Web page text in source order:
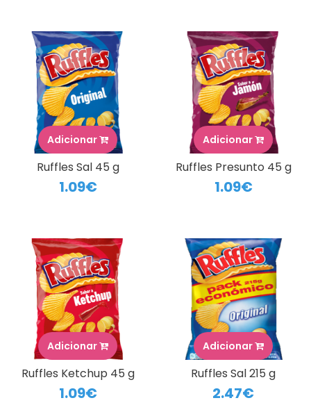
Adicionar
Ruffles Sal 45 g
1.09€
Adicionar
Ruffles Presunto 45 g
1.09€
Adicionar
Ruffles Ketchup 45 g
1.09€
Adicionar
Ruffles Sal 215 g
2.47€